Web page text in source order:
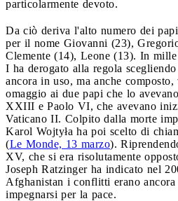
particolarmente devoto.
Da ciò deriva l'alto numero dei
per il nome Giovanni (23),
Clemente (14), Leone (13). In
I ha derogato alla regola
ancora in uso, ma anche
omaggio ai due papi che lo
XXIII e Paolo VI, che avevano
Vaticano II. Colpito dalla morte
Karol Wojtyła ha poi scelto di
(Le Monde, 13 marzo).
XV, che si era risolutamente
Joseph Ratzinger ha indicato nel
Afghanistan i conflitti erano
impegnarsi per la pace.